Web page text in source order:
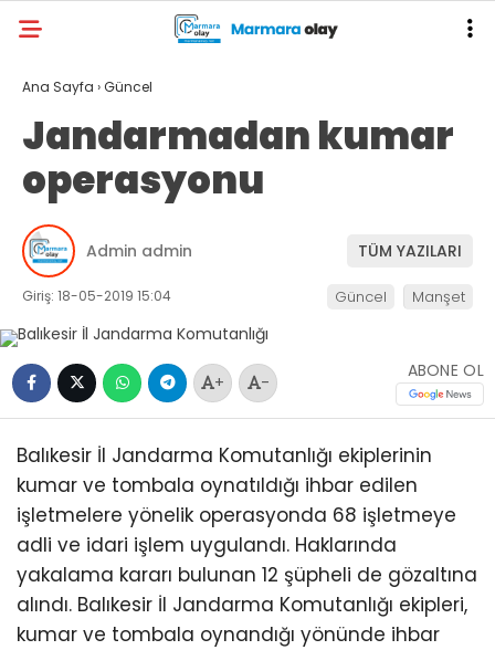
Ana Sayfa ›Güncel
Jandarmadan kumar
operasyonu
Admin admin TÜM YAZILARI
Giriş: 18-05-2019 15:04 Güncel Manşet
+ -
ABONE OL
Balıkesir İl Jandarma Komutanlığı ekiplerinin
kumar ve tombala oynatıldığı ihbar edilen
işletmelere yönelik operasyonda 68 işletmeye
adli ve idari işlem uygulandı. Haklarında
yakalama kararı bulunan 12 şüpheli de gözaltına
alındı. Balıkesir İl Jandarma Komutanlığı ekipleri,
kumar ve tombala oynandığı yönünde ihbar